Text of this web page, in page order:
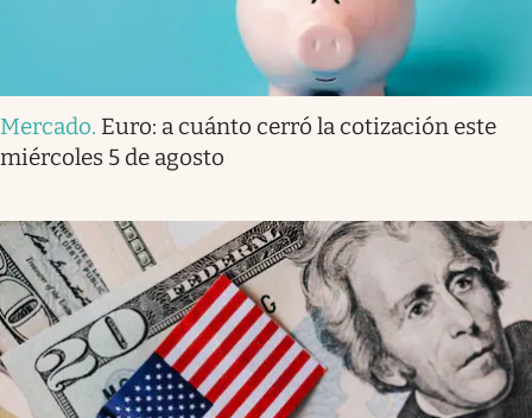
Mercado. Euro: a cuánto cerró la cotización este
miércoles 5 de agosto